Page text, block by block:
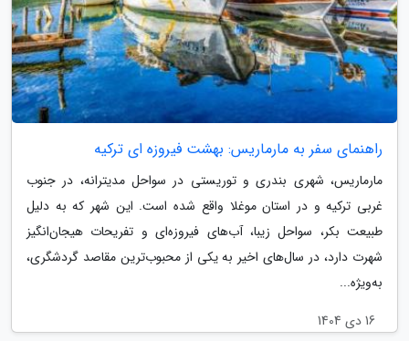
راهنمای سفر به مارماریس: بهشت فیروزه ای ترکیه
مارماریس، شهری بندری و توریستی در سواحل مدیترانه، در جنوب
غربی ترکیه و در استان موغلا واقع شده است. این شهر که به دلیل
طبیعت بکر، سواحل زیبا، آب‌های فیروزه‌ای و تفریحات هیجان‌انگیز
شهرت دارد، در سال‌های اخیر به یکی از محبوب‌ترین مقاصد گردشگری،
به‌ویژه...
16 دی 1404